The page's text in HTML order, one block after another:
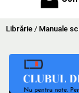
Librărie / Manuale